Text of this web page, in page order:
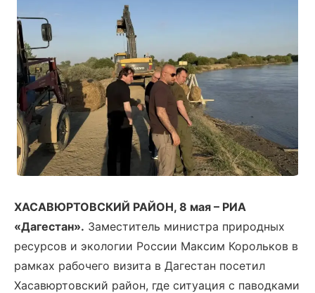
ХАСАВЮРТОВСКИЙ РАЙОН, 8 мая – РИА
«Дагестан». Заместитель министра природных
ресурсов и экологии России Максим Корольков в
рамках рабочего визита в Дагестан посетил
Хасавюртовский район, где ситуация с паводками